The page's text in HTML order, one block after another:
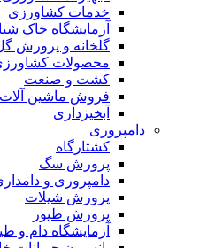
خدمات کشاورزی
آزمایشگاه خاک
گلخانه و پرورش
محصولات
کشت و صنعت
فروش ماشین
آبخیزداری
دامپروری
کشتارگاه
پرورش سگ
دامپروری و
پرورش شیلات
پرورش طیور
آزمایشگاه دام و